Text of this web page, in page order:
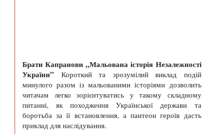
Брати Капранови „Мальована історія Незалежності
України” Короткий та зрозумілий виклад подій
минулого разом із мальованими історіями дозволить
читачам легко зорієнтуватись у такому складному
питанні, як походження Української держави та
боротьба за її встановлення, а пантеон героїв дасть
приклад для наслідування.